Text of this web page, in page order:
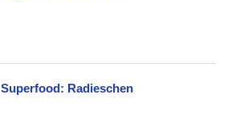
Superfood: Radieschen